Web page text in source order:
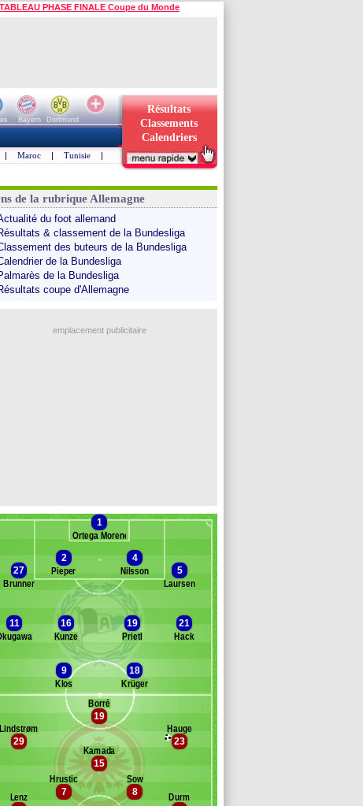
TABLEAU PHASE FINALE Coupe du Monde
Bayern
Dortmund
Résultats
Classements
Calendriers
| Maroc | Tunisie |
de la rubrique Allemagne
du foot allemand
& classement de la Bundesliga
des buteurs de la Bundesliga
de la Bundesliga
de la Bundesliga
coupe d'Allemagne
emplacement publicitaire
Banc des remplaçants Arm. Bielefeld
Kapino
Guilherme Ramos
De Medina
Wimmer
Banc des remplaçants Eintr. Francfort
Chandler
Ramaj
1
Ortega Moreno
2
Pieper
4
Nilsson
27
Brunner
5
Laursen
11
16
Kunze
19
Prietl
21
Hack
9
Klos
18
Krüger
Durm
Lenz 8
Sow
7
Hrustic
15
Kamada
23
Hauge
29
Lindstrøm
19
Borré